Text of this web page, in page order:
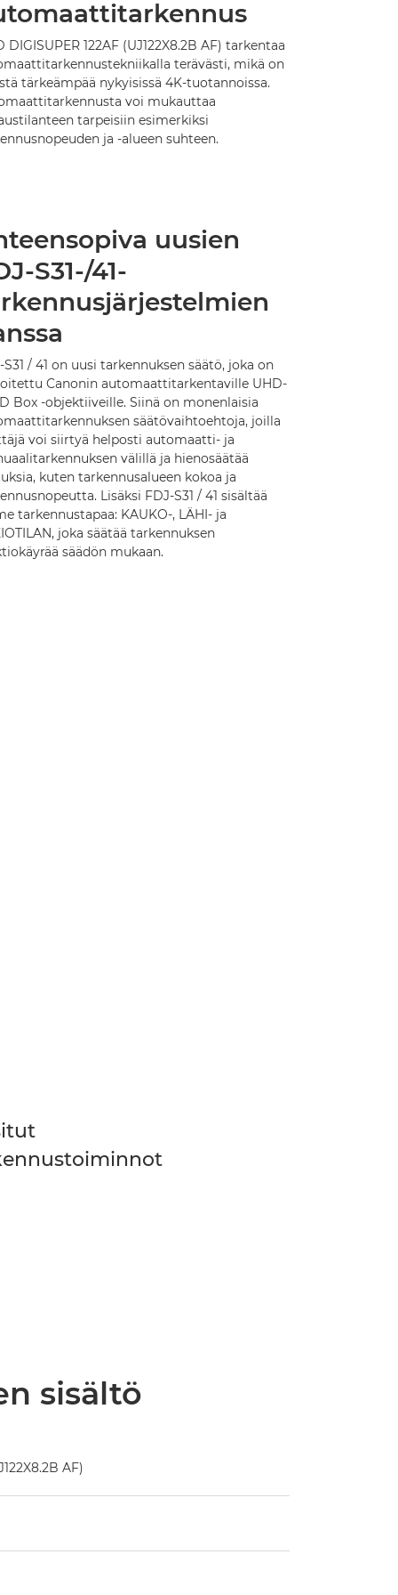
DIGISUPER 122AF (UJ122X8.2B AF) tarkentaa
terävästi, mikä on
tärkeämpää nykyisissä 4K-tuotannoissa.
voi mukauttaa
tarpeisiin esimerkiksi
ja -alueen suhteen.
uusien
S31-/41-
S31 / 41 on uusi tarkennuksen säätö, joka on
Canonin automaattitarkentaville UHD-
Box -objektiiveille. Siinä on monenlaisia
säätövaihtoehtoja, joilla
voi siirtyä helposti automaatti- ja
välillä ja hienosäätää
kuten tarkennusalueen kokoa ja
Lisäksi FDJ-S31 / 41 sisältää
tarkennustapaa: KAUKO-, LÄHI- ja
joka säätää tarkennuksen
säädön mukaan.
sisältö
AF)